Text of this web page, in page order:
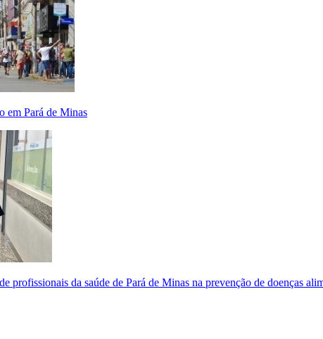
em Pará de Minas
profissionais da saúde de Pará de Minas na prevenção de doenças